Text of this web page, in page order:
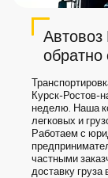
Автовоз
обратно
Курск-Ростов-
неделю. Наша
легковых и
Работаем с
частными
доставку груза